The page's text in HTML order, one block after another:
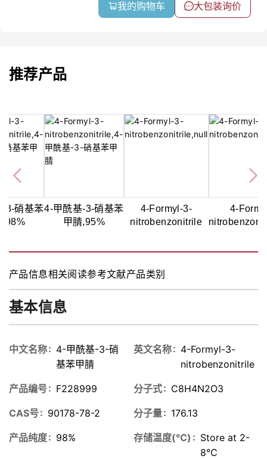
我的购物车 大包装询价
推荐产品
3-硝基苯
,98%
4-甲酰基-3-硝基苯
甲腈,95%
4-Formyl-3-
nitrobenzonitrile
4-
产品信息相关阅读参考文献产品类别
基本信息
中文名称
4-甲酰基-3-硝
基苯甲腈
英文名称
4-Formyl-3-
nitrobenzonitrile
产品编号 F228999 分子式 C8H4N2O3
CAS号 90178-78-2 分子量 176.13
产品纯度 98% 存储温度(℃)
Store at 2-
8℃